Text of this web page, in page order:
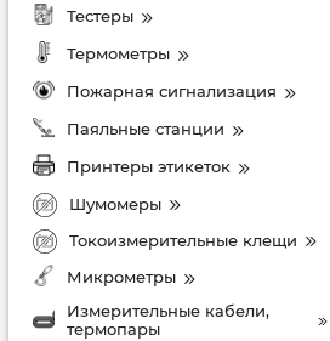
Тестеры
Термометры
Пожарная сигнализация
Паяльные станции
Принтеры этикеток
Шумомеры
Токоизмерительные клещи
Микрометры
Измерительные кабели,
термопары